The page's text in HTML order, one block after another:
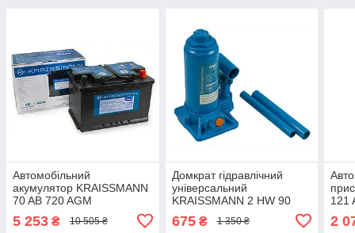
Автомобільний
акумулятор KRAISSMANN
70 AB 720 AGM
Акумулятори для легкових
авто 720 А
5 253 ₴ 10 505 ₴
Домкрат гідравлічний
універсальний
KRAISSMANN 2 HW 90
Професійний пляшковий
домкрат 2 т
675₴ 1 350 ₴
121
2